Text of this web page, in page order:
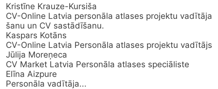
Kristīne Krauze-Kursiša
CV-Online Latvia personāla atlases projektu vadītāja
šanu un CV sastādīšanu.
Kaspars Kotāns
CV-Online Latvia Personāla atlases projektu vadītājs
Jūlija Moreņeca
CV Market Latvia Personāla atlases speciāliste
Elīna Aizpure
Personāla vadītāja...